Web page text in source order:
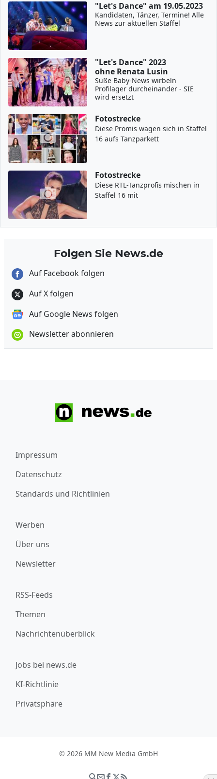
"Let's Dance" am 19.05.2023
Kandidaten, Tänzer, Termine! Alle
News zur aktuellen Staffel
"Let's Dance" 2023
ohne Renata Lusin
Süße Baby-News wirbeln
Profilager durcheinander - SIE
wird ersetzt
Fotostrecke
Diese Promis wagen sich in Staffel
16 aufs Tanzparkett
Fotostrecke
Diese RTL-Tanzprofis mischen in
Staffel 16 mit
Folgen Sie News.de
Auf Facebook folgen
Auf X folgen
Auf Google News folgen
Newsletter abonnieren
Impressum
Datenschutz
Standards und Richtlinien
Werben
Über uns
Newsletter
RSS-Feeds
Themen
Nachrichtenüberblick
Jobs bei news.de
KI-Richtlinie
Privatsphäre
© 2026 MM New Media GmbH